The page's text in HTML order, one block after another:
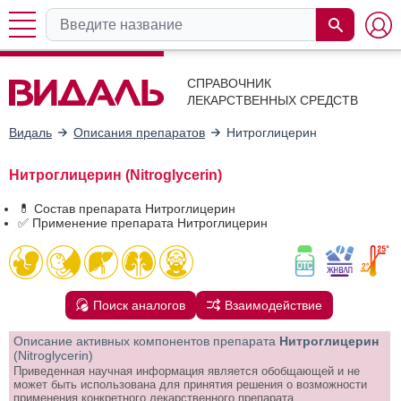
СПРАВОЧНИК
ЛЕКАРСТВЕННЫХ СРЕДСТВ
Видаль Описания препаратов Нитроглицерин
Нитроглицерин (Nitroglycerin)
💊 Состав препарата Нитроглицерин
✅ Применение препарата Нитроглицерин
Поиск аналогов Взаимодействие
Описание активных компонентов препарата Нитроглицерин
(Nitroglycerin)
Приведенная научная информация является обобщающей и не
может быть использована для принятия решения о возможности
применения конкретного лекарственного препарата.